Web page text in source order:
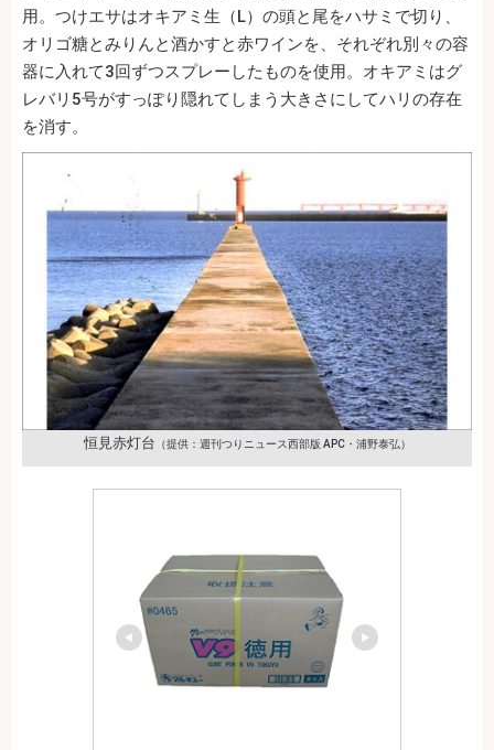
用。つけエサはオキアミ生（L）の頭と尾をハサミで切り、
オリゴ糖とみりんと酒かすと赤ワインを、それぞれ別々の容
器に入れて3回ずつスプレーしたものを使用。オキアミはグ
レバリ5号がすっぽり隠れてしまう大きさにしてハリの存在
を消す。
恒見赤灯台 （提供：週刊つりニュース西部版 APC・浦野泰弘）